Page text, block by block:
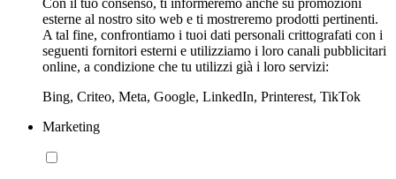
esterne al nostro sito web e ti mostreremo prodotti pertinenti.
A tal fine, confrontiamo i tuoi dati personali crittografati con i
seguenti fornitori esterni e utilizziamo i loro canali pubblicitari
online, a condizione che tu utilizzi già i loro servizi:
Bing, Criteo, Meta, Google, LinkedIn, Printerest, TikTok
Marketing